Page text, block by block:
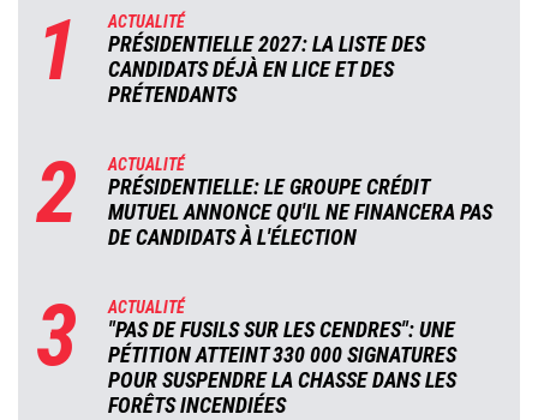
1 ACTUALITÉ
PRÉSIDENTIELLE 2027: LA LISTE DES
CANDIDATS DÉJÀ EN LICE ET DES
PRÉTENDANTS
2 ACTUALITÉ
PRÉSIDENTIELLE: LE GROUPE CRÉDIT
MUTUEL ANNONCE QU'IL NE FINANCERA PAS
DE CANDIDATS À L'ÉLECTION
3 ACTUALITÉ
"PAS DE FUSILS SUR LES CENDRES": UNE
PÉTITION ATTEINT 330 000 SIGNATURES
POUR SUSPENDRE LA CHASSE DANS LES
FORÊTS INCENDIÉES